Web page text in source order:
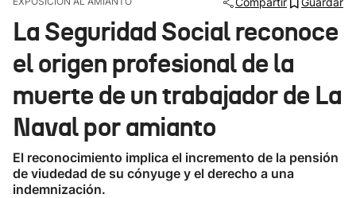
Ikusmiran
Eguraldia
La Seguridad Social reconoce
el origen profesional de la
muerte de un trabajador de La
Naval por amianto
El reconocimiento implica el incremento de la pensión
de viudedad de su cónyuge y el derecho a una
indemnización.